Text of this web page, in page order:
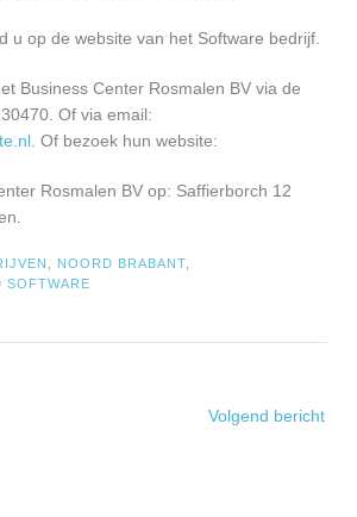
u op de website van het Software bedrijf.
Business Center Rosmalen BV via de
Of via email:
. Of bezoek hun website:
Rosmalen BV op: Saffierborch 12
, NOORD BRABANT,
SOFTWARE
Volgend bericht